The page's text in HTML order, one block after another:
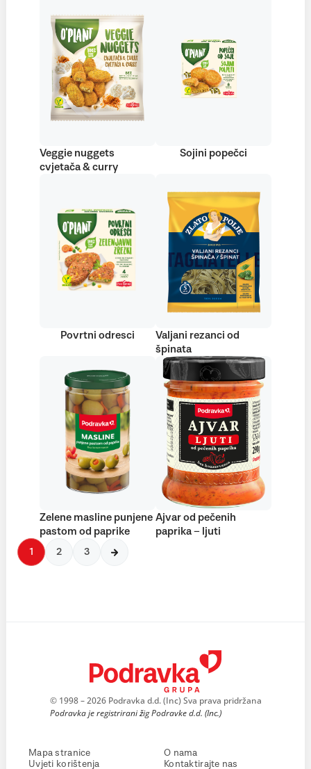
Veggie nuggets
cvjetača & curry
Sojini popečci
Povrtni odresci
Valjani rezanci od
špinata
Zelene masline punjene
pastom od paprike
Ajvar od pečenih
paprika – ljuti
1 2 3
© 1998 – 2026 Podravka d.d. (Inc) Sva prava pridržana
Podravka je registrirani žig Podravke d.d. (Inc.)
Mapa stranice
Uvjeti korištenja
O nama
Kontaktirajte nas